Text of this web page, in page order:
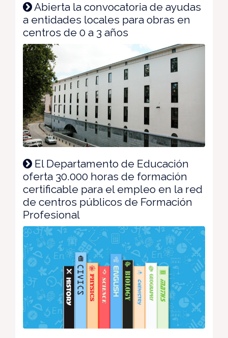
Abierta la convocatoria de ayudas
a entidades locales para obras en
centros de 0 a 3 años
El Departamento de Educación
oferta 30.000 horas de formación
certificable para el empleo en la red
de centros públicos de Formación
Profesional